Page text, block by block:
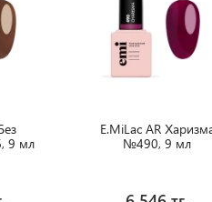
9 мл
E.MiLac AR
№490, 9 мл